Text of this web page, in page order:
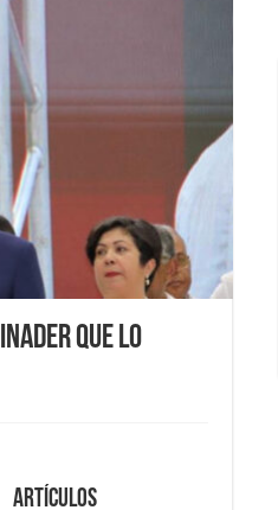
que lo
Artículos